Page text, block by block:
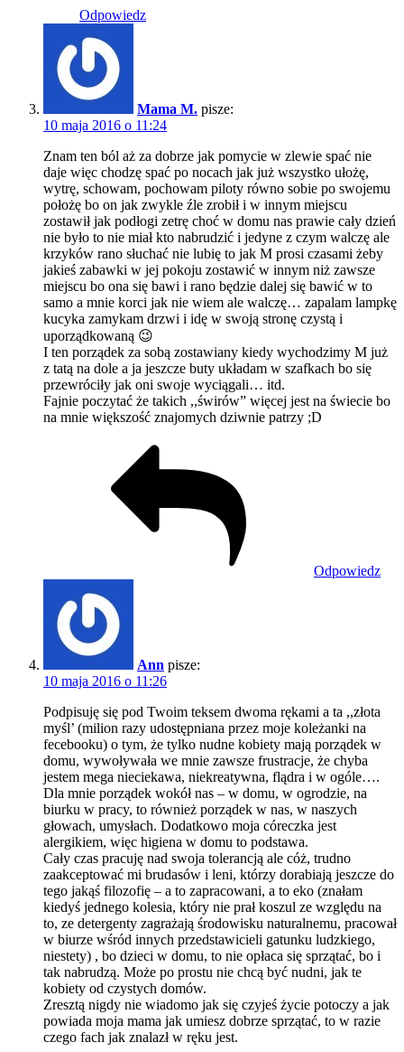
Odpowiedz
Mama M. pisze:
10 maja 2016 o 11:24
Znam ten ból aż za dobrze jak pomycie w zlewie spać nie
daje więc chodzę spać po nocach jak już wszystko ułożę,
wytrę, schowam, pochowam piloty równo sobie po swojemu
położę bo on jak zwykle źle zrobił i w innym miejscu
zostawił jak podłogi zetrę choć w domu nas prawie cały dzień
nie było to nie miał kto nabrudzić i jedyne z czym walczę ale
krzyków rano słuchać nie lubię to jak M prosi czasami żeby
jakieś zabawki w jej pokoju zostawić w innym niż zawsze
miejscu bo ona się bawi i rano będzie dalej się bawić w to
samo a mnie korci jak nie wiem ale walczę… zapalam lampkę
kucyka zamykam drzwi i idę w swoją stronę czystą i
uporządkowaną 😉
I ten porządek za sobą zostawiany kiedy wychodzimy M już
z tatą na dole a ja jeszcze buty układam w szafkach bo się
przewróciły jak oni swoje wyciągali… itd.
Fajnie poczytać że takich ,,świrów” więcej jest na świecie bo
na mnie większość znajomych dziwnie patrzy ;D
Odpowiedz
Ann pisze:
10 maja 2016 o 11:26
Podpisuję się pod Twoim teksem dwoma rękami a ta ,,złota
myśl’ (milion razy udostępniana przez moje koleżanki na
fecebooku) o tym, że tylko nudne kobiety mają porządek w
domu, wywoływała we mnie zawsze frustracje, że chyba
jestem mega nieciekawa, niekreatywna, flądra i w ogóle….
Dla mnie porządek wokół nas – w domu, w ogrodzie, na
biurku w pracy, to również porządek w nas, w naszych
głowach, umysłach. Dodatkowo moja córeczka jest
alergikiem, więc higiena w domu to podstawa.
Cały czas pracuję nad swoja tolerancją ale cóż, trudno
zaakceptować mi brudasów i leni, którzy dorabiają jeszcze do
tego jakąś filozofię – a to zapracowani, a to eko (znałam
kiedyś jednego kolesia, który nie prał koszul ze względu na
to, ze detergenty zagrażają środowisku naturalnemu, pracował
w biurze wśród innych przedstawicieli gatunku ludzkiego,
niestety) , bo dzieci w domu, to nie opłaca się sprzątać, bo i
tak nabrudzą. Może po prostu nie chcą być nudni, jak te
kobiety od czystych domów.
Zresztą nigdy nie wiadomo jak się czyjeś życie potoczy a jak
powiada moja mama jak umiesz dobrze sprzątać, to w razie
czego fach jak znalazł w ręku jest.